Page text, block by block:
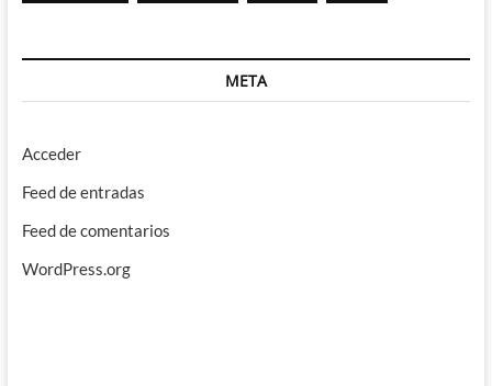
META
Acceder
Feed de entradas
Feed de comentarios
WordPress.org